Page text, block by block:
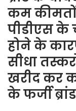
कम कीमतों
पीडीएस के
होने के
सीधा
खरीद कर
के फर्जी